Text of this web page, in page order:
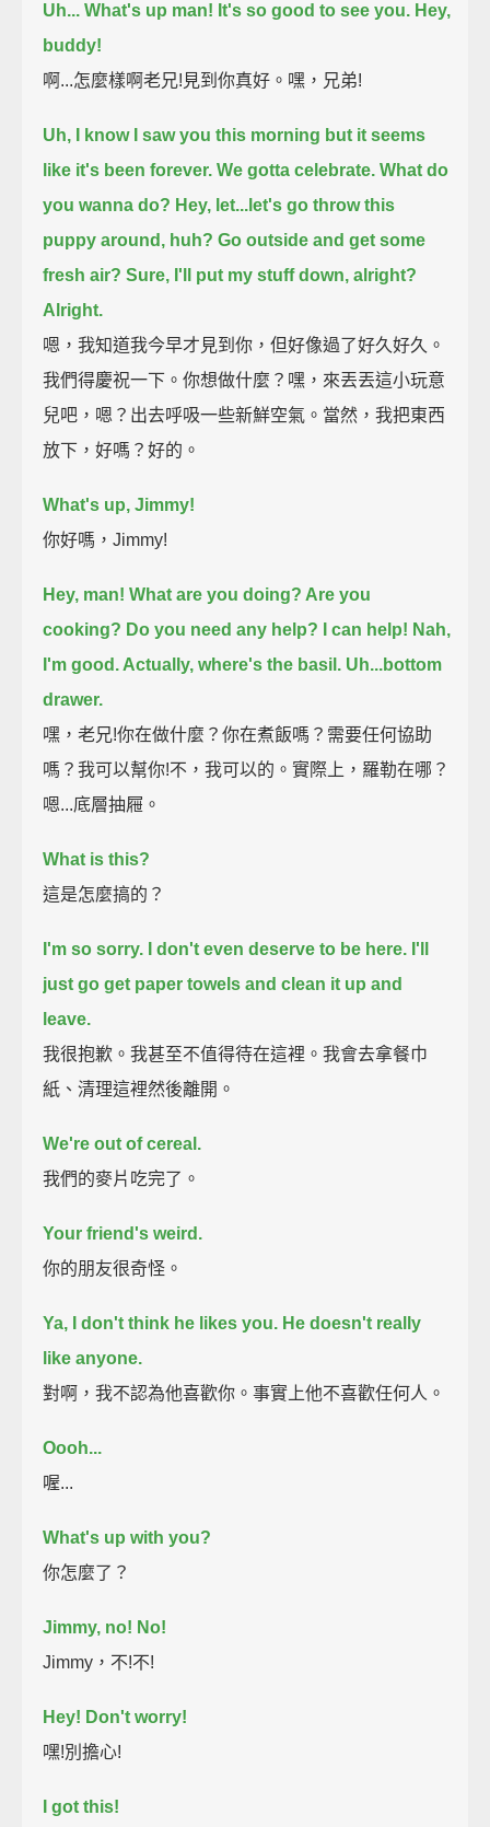
Uh... What's up man! It's so good to see you. Hey,
buddy!
啊...怎麼樣啊老兄!見到你真好。嘿，兄弟!
Uh, I know I saw you this morning but it seems
like it's been forever. We gotta celebrate. What do
you wanna do? Hey, let...let's go throw this
puppy around, huh? Go outside and get some
fresh air? Sure, I'll put my stuff down, alright?
Alright.
嗯，我知道我今早才見到你，但好像過了好久好久。
我們得慶祝一下。你想做什麼？嘿，來丟丟這小玩意
兒吧，嗯？出去呼吸一些新鮮空氣。當然，我把東西
放下，好嗎？好的。
What's up, Jimmy!
你好嗎，Jimmy!
Hey, man! What are you doing? Are you
cooking? Do you need any help? I can help! Nah,
I'm good. Actually, where's the basil. Uh...bottom
drawer.
嘿，老兄!你在做什麼？你在煮飯嗎？需要任何協助
嗎？我可以幫你!不，我可以的。實際上，羅勒在哪？
嗯...底層抽屜。
What is this?
這是怎麼搞的？
I'm so sorry. I don't even deserve to be here. I'll
just go get paper towels and clean it up and
leave.
我很抱歉。我甚至不值得待在這裡。我會去拿餐巾
紙、清理這裡然後離開。
We're out of cereal.
我們的麥片吃完了。
Your friend's weird.
你的朋友很奇怪。
Ya, I don't think he likes you. He doesn't really
like anyone.
對啊，我不認為他喜歡你。事實上他不喜歡任何人。
Oooh...
喔...
What's up with you?
你怎麼了？
Jimmy, no! No!
Jimmy，不!不!
Hey! Don't worry!
嘿!別擔心!
I got this!